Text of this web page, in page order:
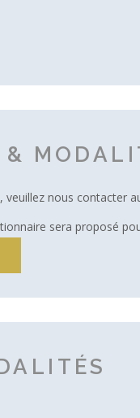
veuillez nous contacter
sera proposé